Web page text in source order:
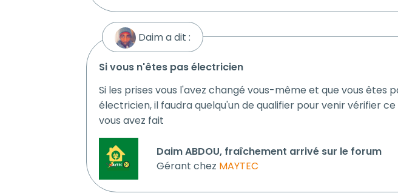
Daim a dit :
si vous n'êtes pas électricien
Si les prises vous l'avez changé vous-même et que vous êtes
électricien, il faudra quelqu'un de qualifier pour venir vérifier ce
vous avez fait
Daim ABDOU, fraîchement arrivé sur le forum
Gérant chez MAYTEC